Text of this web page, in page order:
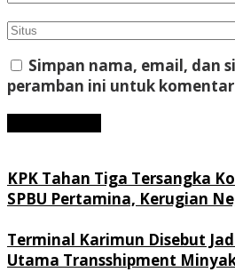
Simpan nama, email, dan
peramban ini untuk
KPK Tahan Tiga Tersangka
SPBU Pertamina, Kerugian
Terminal Karimun Disebut
Utama Transshipment